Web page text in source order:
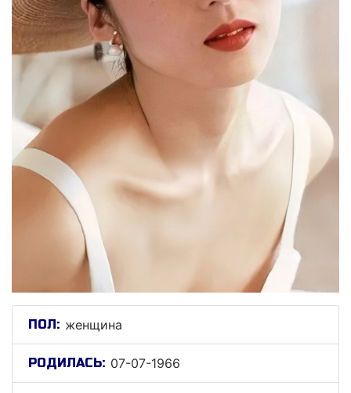
ПОЛ: женщина
РОДИЛАСЬ: 07-07-1966